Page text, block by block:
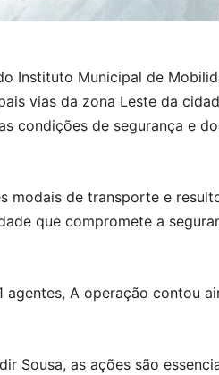
Instituto Municipal de
vias da zona Leste da
condições de segurança e
de transporte e
que compromete a
A operação contou
Sousa, as ações são